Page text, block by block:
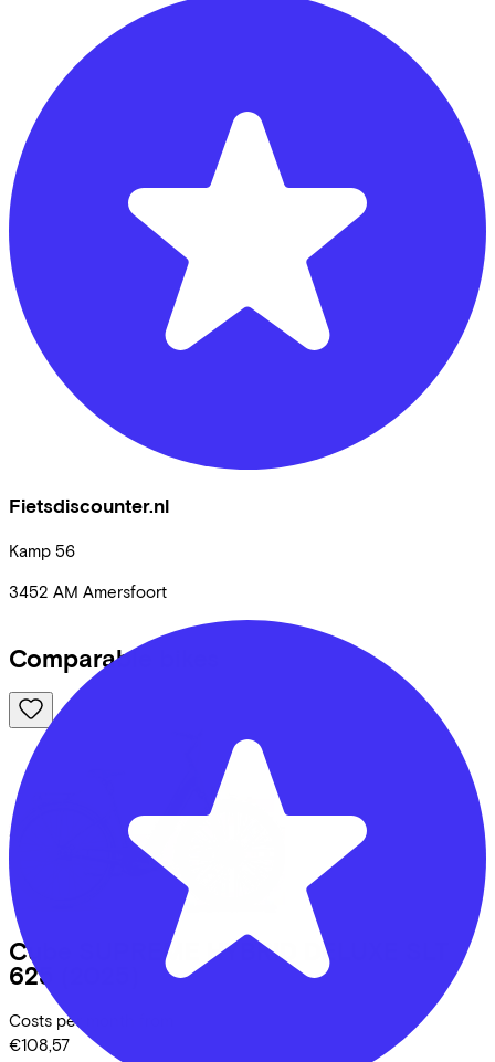
Fietsdiscounter.nl
Kamp 56
3452 AM Amersfoort
Comparable bikes
Cube
SUPREME HYBRID DELUXE SLT
625
Costs per month from
€108,57